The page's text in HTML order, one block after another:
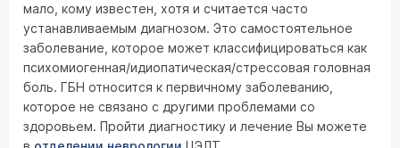
мало, кому известен, хотя и считается часто
устанавливаемым диагнозом. Это самостоятельное
заболевание, которое может классифицироваться как
психомиогенная/идиопатическая/стрессовая головная
боль. ГБН относится к первичному заболеванию,
которое не связано с другими проблемами со
здоровьем. Пройти диагностику и лечение Вы можете